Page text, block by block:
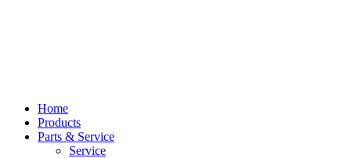
Home
Products
Parts & Service
Service